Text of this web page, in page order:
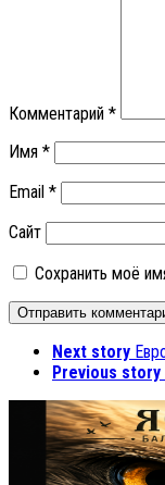
Комментарий *
Имя *
Email *
Сайт
Сохранить моё
Next story
Previous story